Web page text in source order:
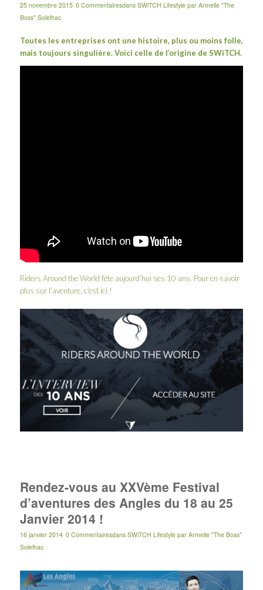
25 novembre 2015 0 Commentairesdans SWiTCH Lifestyle par Armelle "The
Boss" Solelhac
Toutes les entreprises ont une histoire, plus ou moins folle,
mais toujours singulière. Voici celle de l’origine de SWiTCH.
Riders Around the World fête aujourd’hui ses 10 ans. Pour en savoir
plus sur l’aventure, c’est ici !
Rendez-vous au XXVème Festival
d’aventures des Angles du 18 au 25
Janvier 2014 !
16 janvier 2014 0 Commentairesdans SWiTCH Lifestyle par Armelle "The Boss"
Solelhac